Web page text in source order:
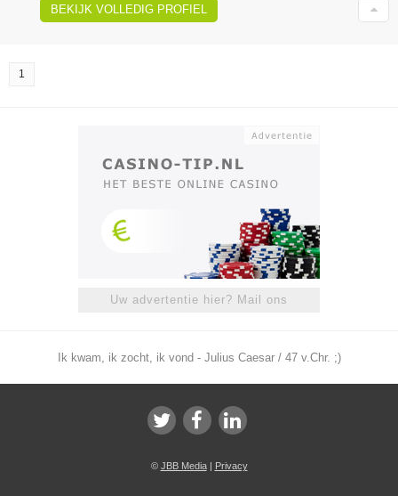
BEKIJK VOLLEDIG PROFIEL
1
Uw advertentie hier? Mail ons
Ik kwam, ik zocht, ik vond - Julius Caesar / 47 v.Chr. ;)
© JBB Media| Privacy